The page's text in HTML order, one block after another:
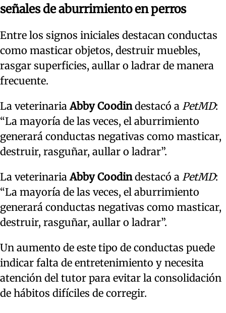
señales de aburrimiento en perros
Entre los signos iniciales destacan conductas
como masticar objetos, destruir muebles,
rasgar superficies, aullar o ladrar de manera
frecuente.
La veterinariaAbby Coodindestacó a PetMD:
“La mayoría de las veces, el aburrimiento
generará conductas negativas como masticar,
destruir, rasguñar, aullar o ladrar”.
La veterinariaAbby Coodindestacó a PetMD:
“La mayoría de las veces, el aburrimiento
generará conductas negativas como masticar,
destruir, rasguñar, aullar o ladrar”.
Un aumento de este tipo de conductas puede
indicar falta de entretenimiento y necesita
atención del tutor para evitar la consolidación
de hábitos difíciles de corregir.